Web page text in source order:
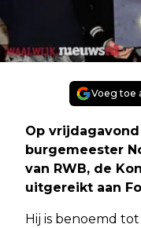
Voeg toe
Op
burgemeester
van RWB, de
uitgereikt aan
Hij is benoemd